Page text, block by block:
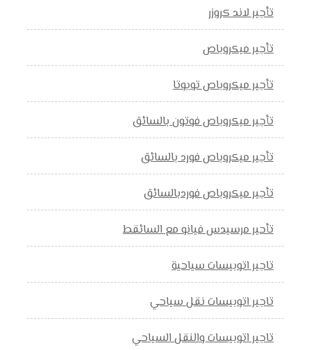
تأجير لاند كروزر
تأجير ميكروباص
تأجير ميكروباص تويوتا
تأجير ميكروباص فوتون بالسائق
تأجير ميكروباص فورد بالسائق
تأجير ميكروباص فوردبالسائق
تأحير مرسيدس فيانو مع السائقط
تاجير اتوبيسات سياحية
تاجير اتوبيسات نقل سياحي
تاجير اتوبيسات والنقل السياحي